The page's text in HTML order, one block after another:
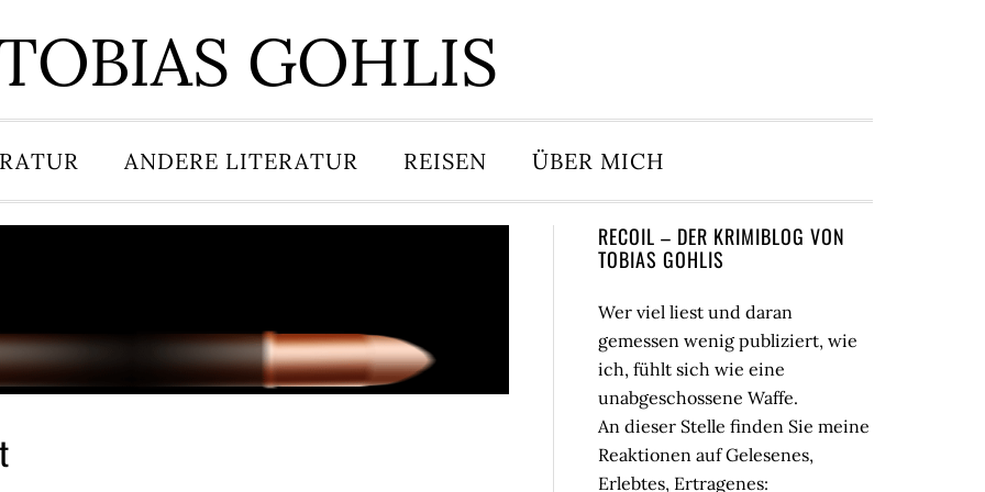
GOHLIS
ANDERE LITERATUR REISEN ÜBER MICH
Seitenspalte
RECOIL – DER KRIMIBLOG VON
TOBIAS GOHLIS
Wer viel liest und daran
gemessen wenig publiziert, wie
ich, fühlt sich wie eine
unabgeschossene Waffe.
An dieser Stelle finden Sie meine
Reaktionen auf Gelesenes,
Erlebtes, Ertragenes: